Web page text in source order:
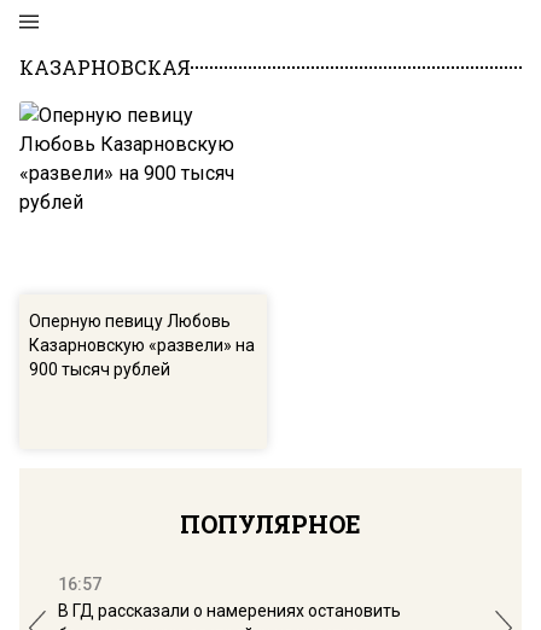
КАЗАРНОВСКАЯ
Оперную певицу Любовь
Казарновскую «развели» на
900 тысяч рублей
ПОПУЛЯРНОЕ
16:57
В ГД рассказали о намерениях остановить